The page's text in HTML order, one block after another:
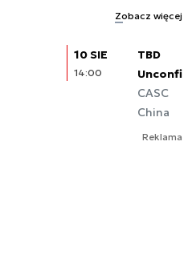
Zobacz więcej
10 SIE
14:00
TBD
CASC
China
Reklama